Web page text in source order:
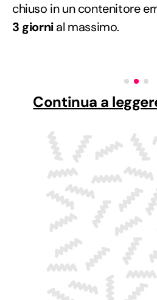
chiuso in un contenitore
3 giornial massimo.
Continua a